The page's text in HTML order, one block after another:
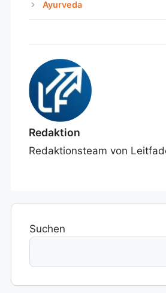
Ayurveda
Redaktion
Redaktionsteam von
Suchen